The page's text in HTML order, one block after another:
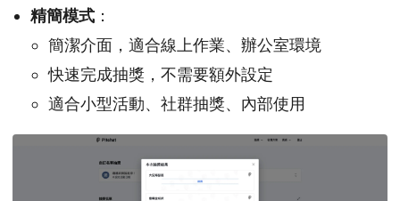
精簡模式 ：
簡潔介面，適合線上作業、辦公室環境
快速完成抽獎，不需要額外設定
適合小型活動、社群抽獎、內部使用